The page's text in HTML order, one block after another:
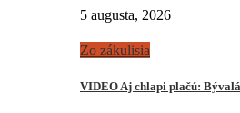
5 augusta, 2026
Zo zákulisia
VIDEO Aj chlapi plačú: